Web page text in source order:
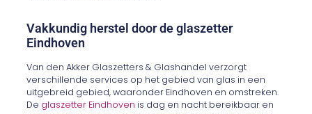
Vakkundig herstel door de glaszetter
Eindhoven
Van den Akker Glaszetters & Glashandel verzorgt
verschillende services op het gebied van glas in een
uitgebreid gebied, waaronder Eindhoven en omstreken.
De glaszetter Eindhoven is dag en nacht bereikbaar en